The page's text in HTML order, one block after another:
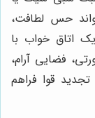
حس لطافت،
اتاق خواب با
فضایی آرام،
قوا فراهم